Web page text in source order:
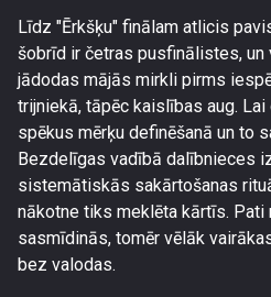
Līdz "Ērkšķu" finālam atlicis
šobrīd ir četras pusfinālistes, un
jādodas mājās mirkli pirms
trijniekā, tāpēc kaislības aug.
spēkus mērķu definēšanā un to
Bezdelīgas vadībā dalībnieces
sistemātiskās sakārtošanas
nākotne tiks meklēta kārtīs. Pati
sasmīdinās, tomēr vēlāk
bez valodas.